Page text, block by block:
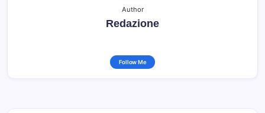
Author
Redazione
Follow Me